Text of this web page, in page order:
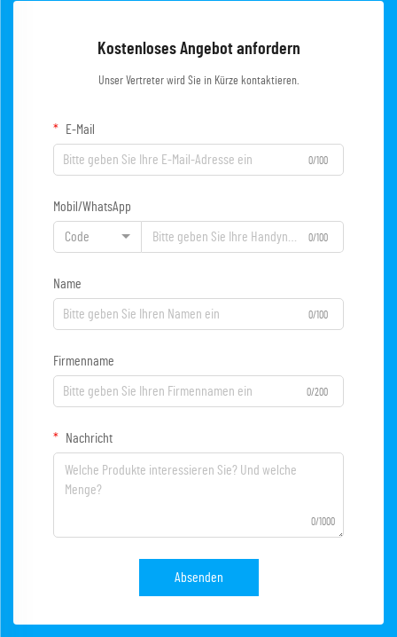
Kostenloses Angebot anfordern
Unser Vertreter wird Sie in Kürze kontaktieren.
E-Mail
0/100
Mobil/WhatsApp
Code 0/100
Name
0/100
Firmenname
0/200
Nachricht
0/1000
Absenden